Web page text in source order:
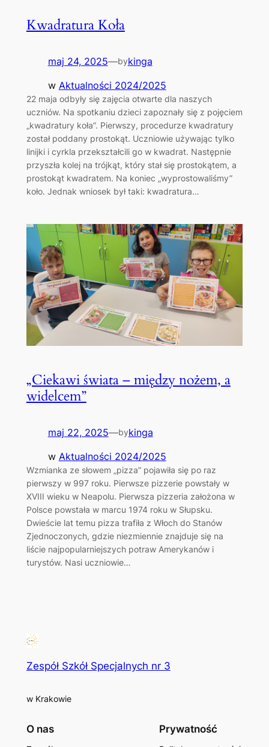
Kwadratura Koła
maj 24, 2025—bykinga
w Aktualności 2024/2025
22 maja odbyły się zajęcia otwarte dla naszych
uczniów. Na spotkaniu dzieci zapoznały się z pojęciem
„kwadratury koła”. Pierwszy, procedurze kwadratury
został poddany prostokąt. Uczniowie używając tylko
linijki i cyrkla przekształcili go w kwadrat. Następnie
przyszła kolej na trójkąt, który stał się prostokątem, a
prostokąt kwadratem. Na koniec „wyprostowaliśmy”
koło. Jednak wniosek był taki: kwadratura…
„Ciekawi świata – między nożem, a
widelcem”
maj 22, 2025—bykinga
w Aktualności 2024/2025
Wzmianka ze słowem „pizza” pojawiła się po raz
pierwszy w 997 roku. Pierwsze pizzerie powstały w
XVIII wieku w Neapolu. Pierwsza pizzeria założona w
Polsce powstała w marcu 1974 roku w Słupsku.
Dwieście lat temu pizza trafiła z Włoch do Stanów
Zjednoczonych, gdzie niezmiennie znajduje się na
liście najpopularniejszych potraw Amerykanów i
turystów. Nasi uczniowie…
Zespół Szkół Specjalnych nr 3
w Krakowie
O nas Prywatność